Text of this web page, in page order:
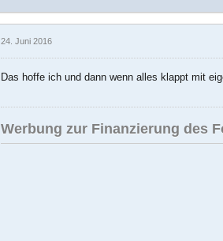
24. Juni 2016
Das hoffe ich und dann wenn alles klappt mit
Werbung zur Finanzierung des